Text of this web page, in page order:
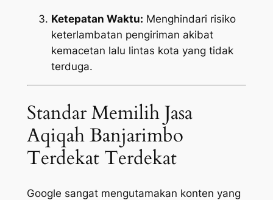
Ketepatan Waktu: Menghindari risiko
keterlambatan pengiriman akibat
kemacetan lalu lintas kota yang tidak
terduga.
Standar Memilih Jasa
Aqiqah Banjarimbo
Terdekat Terdekat
Google sangat mengutamakan konten yang